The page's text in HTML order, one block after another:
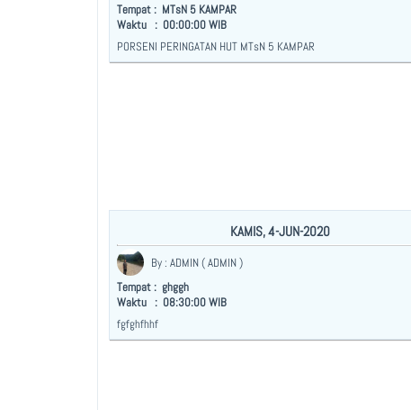
Tempat : MTsN 5 KAMPAR
Waktu : 00:00:00 WIB
PORSENI PERINGATAN HUT MTsN 5 KAMPAR
KAMIS, 4-JUN-2020
By : ADMIN ( ADMIN )
Tempat : ghggh
Waktu : 08:30:00 WIB
fgfghfhhf